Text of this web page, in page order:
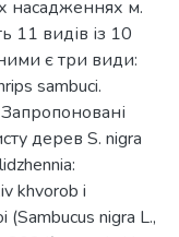
насадженнях м.
11 видів із 10
є три види:
sambuci.
дерев S. nigra
khvorob i
nigra L.,